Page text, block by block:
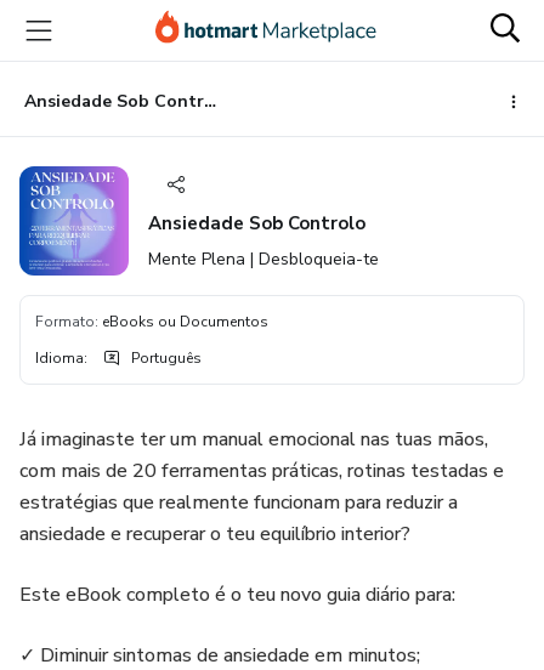
para
conteúdo
principal
para
pagamento
para
rodapé
Ansiedade Sob Controlo
Ansiedade Sob Controlo
Mente Plena | Desbloqueia-te
Formato: eBooks ou Documentos
Idioma: Português
Já imaginaste ter um manual emocional nas tuas mãos,
com mais de 20 ferramentas práticas, rotinas testadas e
estratégias que realmente funcionam para reduzir a
ansiedade e recuperar o teu equilíbrio interior?
Este eBook completo é o teu novo guia diário para:
✓ Diminuir sintomas de ansiedade em minutos;